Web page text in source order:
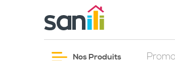
Nos Produits